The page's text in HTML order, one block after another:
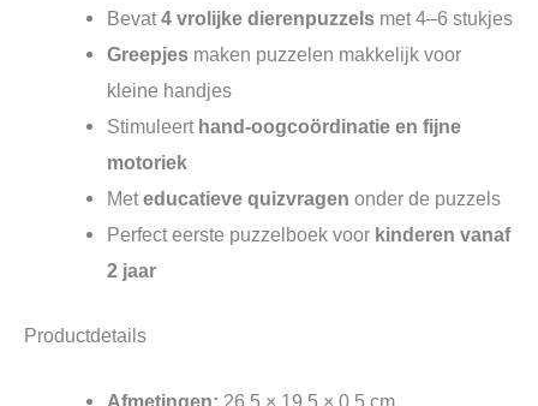
Bevat4 vrolijke dierenpuzzels met 4–6 stukjes
Greepjes maken puzzelen makkelijk voor
kleine handjes
Stimuleert hand-oogcoördinatie en fijne
motoriek
Meteducatieve quizvragen onder de puzzels
Perfect eerste puzzelboek voor kinderen vanaf
2 jaar
Productdetails
Afmetingen: 26,5 × 19,5 × 0,5 cm